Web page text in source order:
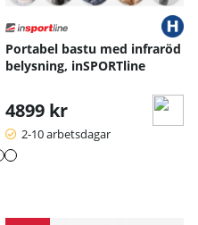
Portabel bastu med infraröd
belysning, inSPORTline
4899 kr
2-10 arbetsdagar